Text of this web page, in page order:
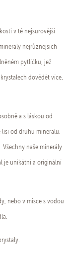
v té nejsurovější
nejrůznějších
pytlíčku, jež
dovědět více,
a s láskou od
liší od druhu minerálu,
naše minerály
je unikátní a originální
nebo v misce s vodou